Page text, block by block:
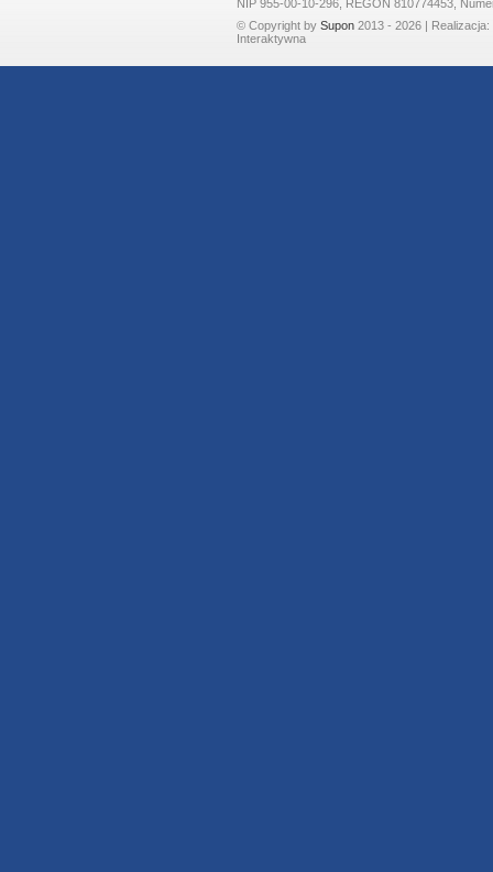
NIP 955-00-10-296, REGON 810774453,
© Copyright by Supon 2013 - 2026 | Realizacja:
Interaktywna